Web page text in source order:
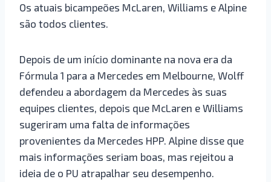
Os atuais bicampeões McLaren, Williams e Alpine
são todos clientes.
Depois de um início dominante na nova era da
Fórmula 1 para a Mercedes em Melbourne, Wolff
defendeu a abordagem da Mercedes às suas
equipes clientes, depois que McLaren e Williams
sugeriram uma falta de informações
provenientes da Mercedes HPP. Alpine disse que
mais informações seriam boas, mas rejeitou a
ideia de o PU atrapalhar seu desempenho.